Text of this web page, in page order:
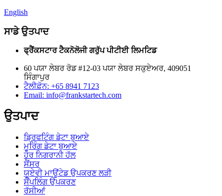
English
ਸਾਡੇ ਉਤਪਾਦ
ਫ੍ਰੈਂਕਸਟਾਰ ਟੈਕਨੋਲੋਜੀ ਗਰੁੱਪ ਪੀਟੀਈ ਲਿਮਟਿਡ
60 ਪਯਾ ਲੇਬਰ ਰੋਡ #12-03 ਪਯਾ ਲੇਬਰ ਸਕੁਏਅਰ, 409051
ਸਿੰਗਾਪੁਰ
ਟੈਲੀਫ਼ੋਨ: +65 8941 7123
Email: info@frankstartech.com
ਉਤਪਾਦ
ਡ੍ਰਿਫਟਿੰਗ ਡੇਟਾ ਬੁਆਏ
ਮੂਰਿੰਗ ਡੇਟਾ ਬੁਆਏ
ਹੋਰ ਨਿਗਰਾਨੀ ਹੱਲ
ਸੈਂਸਰ
ਯੂਏਵੀ ਮਾਊਂਟੇਡ ਉਪਕਰਣ ਲੜੀ
ਸੈਂਪਲਿੰਗ ਉਪਕਰਣ
ਰੱਸੀਆਂ